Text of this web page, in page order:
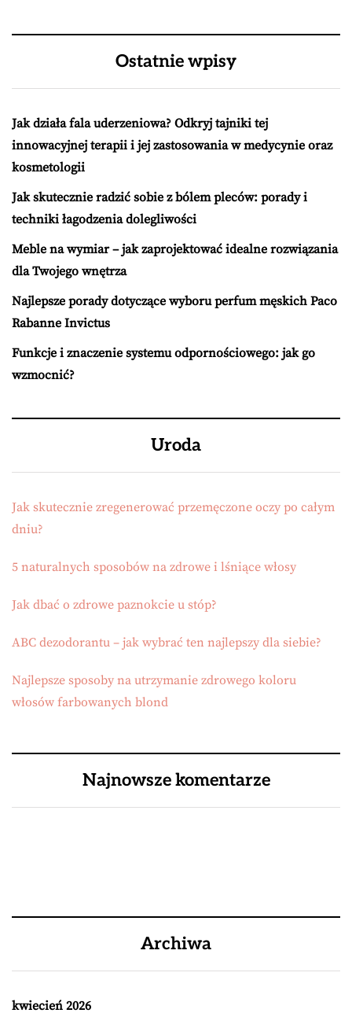
Ostatnie wpisy
Jak działa fala uderzeniowa? Odkryj tajniki tej
innowacyjnej terapii i jej zastosowania w medycynie oraz
kosmetologii
Jak skutecznie radzić sobie z bólem pleców: porady i
techniki łagodzenia dolegliwości
Meble na wymiar – jak zaprojektować idealne rozwiązania
dla Twojego wnętrza
Najlepsze porady dotyczące wyboru perfum męskich Paco
Rabanne Invictus
Funkcje i znaczenie systemu odpornościowego: jak go
wzmocnić?
Uroda
Jak skutecznie zregenerować przemęczone oczy po całym
dniu?
5 naturalnych sposobów na zdrowe i lśniące włosy
Jak dbać o zdrowe paznokcie u stóp?
ABC dezodorantu – jak wybrać ten najlepszy dla siebie?
Najlepsze sposoby na utrzymanie zdrowego koloru
włosów farbowanych blond
Najnowsze komentarze
Archiwa
kwiecień 2026